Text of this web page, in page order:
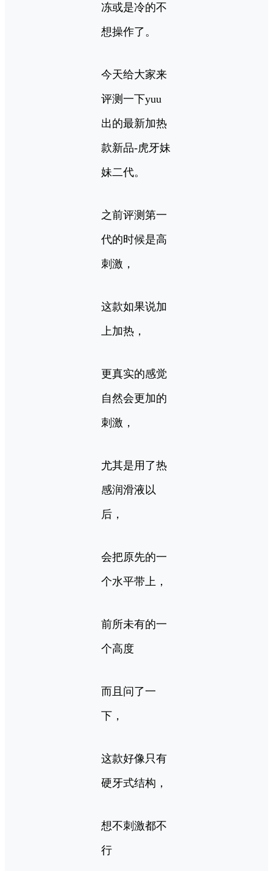
冻或是冷的不
想操作了。
今天给大家来
评测一下yuu
出的最新加热
款新品-虎牙妹
妹二代。
之前评测第一
代的时候是高
刺激，
这款如果说加
上加热，
更真实的感觉
自然会更加的
刺激，
尤其是用了热
感润滑液以
后，
会把原先的一
个水平带上，
前所未有的一
个高度
而且问了一
下，
这款好像只有
硬牙式结构，
想不刺激都不
行